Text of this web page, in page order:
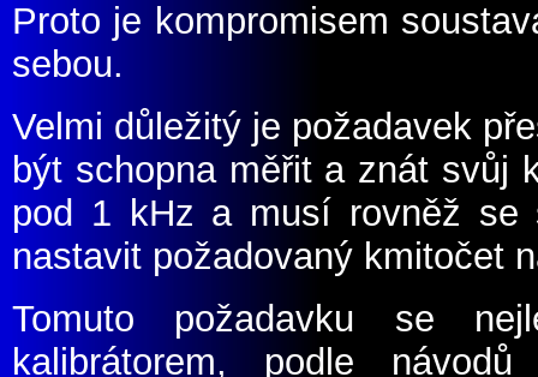
Proto je kompromisem
sebou.
Velmi důležitý je požadavek
být schopna měřit a znát svůj
pod 1 kHz a musí rovněž se
nastavit požadovaný kmitočet
Tomuto požadavku se
kalibrátorem, podle